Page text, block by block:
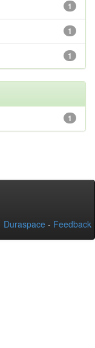
1
1
1
1
Duraspace - Feedback